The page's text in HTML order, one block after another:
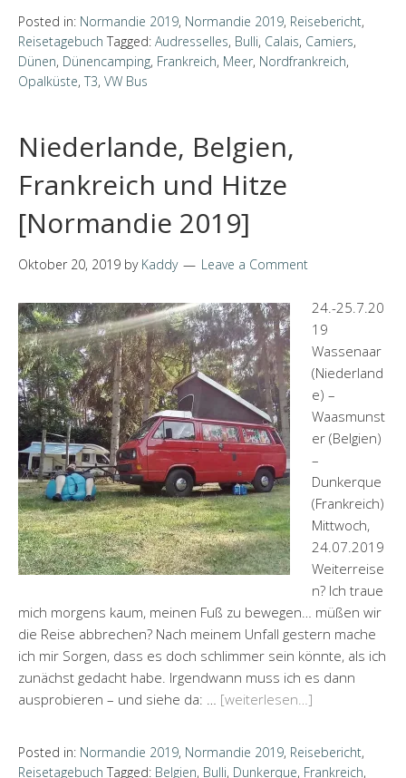
Posted in: Normandie 2019, Normandie 2019, Reisebericht,
Reisetagebuch Tagged: Audresselles, Bulli, Calais, Camiers,
Dünen, Dünencamping, Frankreich, Meer, Nordfrankreich,
Opalküste, T3, VW Bus
Niederlande, Belgien,
Frankreich und Hitze
[Normandie 2019]
Oktober 20, 2019 by Kaddy Leave a Comment
24.-25.7.20
19
Wassenaar
(Niederland
e) –
Waasmunst
er (Belgien)
–
Dunkerque
(Frankreich)
Mittwoch,
24.07.2019
Weiterreise
n? Ich traue
mich morgens kaum, meinen Fuß zu bewegen… müßen wir
die Reise abbrechen? Nach meinem Unfall gestern mache
ich mir Sorgen, dass es doch schlimmer sein könnte, als ich
zunächst gedacht habe. Irgendwann muss ich es dann
ausprobieren – und siehe da: … [weiterlesen…]
Posted in: Normandie 2019, Normandie 2019, Reisebericht,
Reisetagebuch Tagged: Belgien, Bulli, Dunkerque, Frankreich,